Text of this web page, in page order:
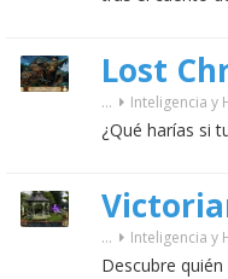
Lost
... Inteligencia y
¿Qué harías si
... Inteligencia y
Descubre